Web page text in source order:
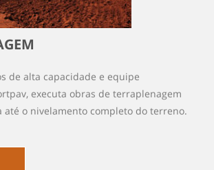
de alta capacidade e equipe
executa obras de terraplenagem
até o nivelamento completo do terreno.